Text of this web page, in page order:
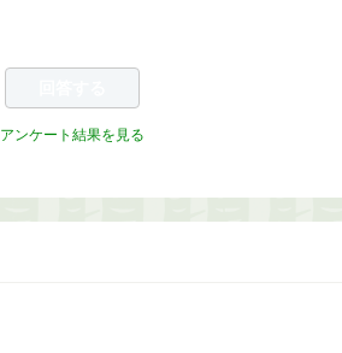
アンケート結果を見る